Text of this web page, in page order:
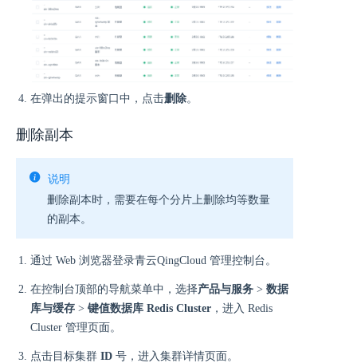
在弹出的提示窗口中，点击删除。
删除副本
说明
删除副本时，需要在每个分片上删除均等数量
的副本。
通过 Web 浏览器登录青云QingCloud 管理控制台。
在控制台顶部的导航菜单中，选择产品与服务 > 数据
库与缓存 > 键值数据库 Redis Cluster ，进入 Redis
Cluster 管理页面。
点击目标集群 ID 号，进入集群详情页面。